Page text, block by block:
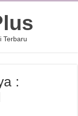
Terbaru
: